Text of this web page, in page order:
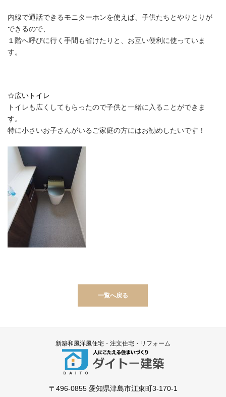
内線で通話できるモニターホンを使えば、子供たちとやりとりが
できるので、
１階へ呼びに行く手間も省けたりと、お互い便利に使っていま
す。
☆広いトイレ
トイレも広くしてもらったので子供と一緒に入ることができま
す。
特に小さいお子さんがいるご家庭の方にはお勧めしたいです！
一覧へ戻る
新築和風洋風住宅・注文住宅・リフォーム
〒496-0855 愛知県津島市江東町3-170-1